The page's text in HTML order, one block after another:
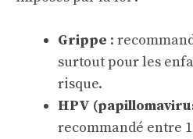
Grippe :
surtout pour les
risque.
HPV
recommandé entre